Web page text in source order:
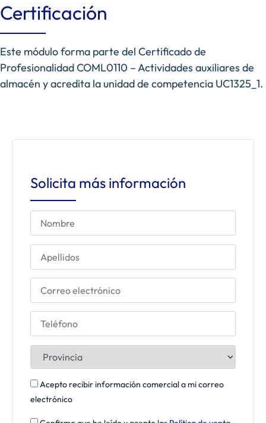
Certificación
Este módulo forma parte del Certificado de
Profesionalidad COML0110 – Actividades auxiliares de
almacén y acredita la unidad de competencia UC1325_1.
Solicita más información
Acepto recibir información comercial a mi correo
electrónico